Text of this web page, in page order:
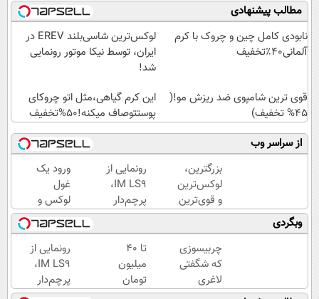
مطالب پیشنهادی
نابودی کامل چین و چروک با کرم
آلمانی۴۰٪تخفیف
لوکس‌ترین شاسی‌بلند EREV در
ایران، توسط نیکا موتور رونمایی
شد!
قوی ترین شامپوی ضد ریزش مو!(
45% تخفیف)
این کرم گیاهی،مثل اتو چروکای
پوستتوصاف میکنه!50%تخفیف
از سراسر وب
بزرگترین،
لوکس‌ترین
و قوی‌ترین
شاسی بلند
EREV در
در ایران
رونمایی
شد
رونمایی از
IM LS9،
پرچم‌دار
فوق‌لوکس
EREV
وارد بازار
ایران شد
ورود یک
غول
لوکس و
هوشمند
به ایران،
IM LS9
رسماً
رونمایی
شد
وبگردی
چربیسوزی
که شگفتی
لاغری
تا 40
میلیون
تومان
رونمایی از
IM LS9،
پرچم‌دار